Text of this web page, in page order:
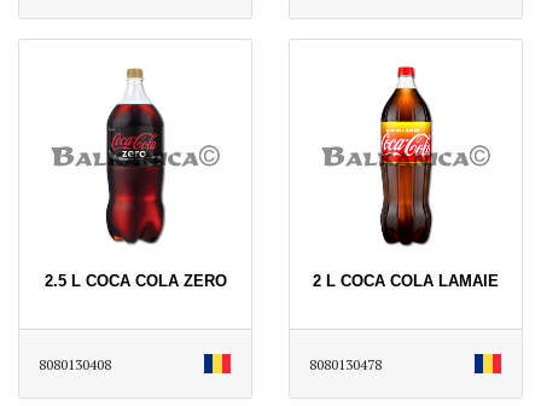
2.5 L COCA COLA ZERO
8080130408
2 L COCA COLA LAMAIE
8080130478